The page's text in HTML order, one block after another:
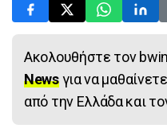
Ακολουθήστε τον
Newsγια να
από την Ελλάδα και